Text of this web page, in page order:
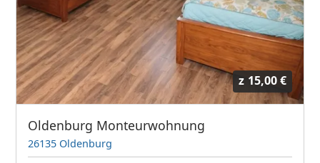
z 15,00 €
Oldenburg Monteurwohnung
26135 Oldenburg